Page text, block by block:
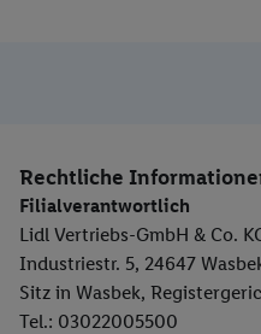
Rechtliche
Filialverantwortlich
Lidl Vertriebs-GmbH & Co.
Industriestr. 5, 24647
Sitz in Wasbek,
Tel.: 03022005500